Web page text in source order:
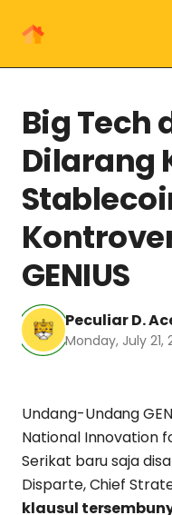
Big Tech
Dilarang
GENIUS
Peculiar D.
Monday, July 21,
Undang-Undang
National Innovation
Serikat baru saja
Disparte, Chief
klausul